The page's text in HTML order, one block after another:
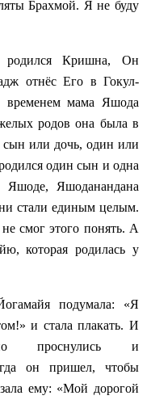
Брахмой. Я не буду
Кришна, Он
отнёс Его в Гокул-
временем мама Яшода
родов она была в
сын или дочь, один или
один сын и одна
Яшоде, Яшоданандана
стали единым целым.
смог этого понять. А
которая родилась у
подумала: «Я
и стала плакать. И
проснулись и
он пришел, чтобы
ему: «Мой дорогой